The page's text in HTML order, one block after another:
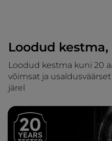
Loodud
Loodud kestma kuni 20
võimsat ja
järel